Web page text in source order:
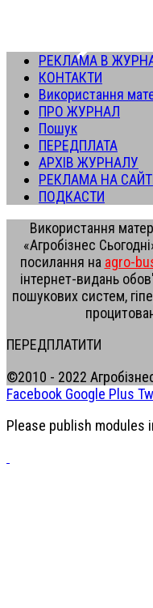
РЕКЛАМА В
КОНТАКТИ
Використання
ПРО ЖУРНАЛ
Пошук
ПЕРЕДПЛАТА
АРХІВ ЖУРНАЛУ
РЕКЛАМА НА
ПОДКАСТИ
Використання
«Агробізнес
посилання на agro-
інтернет-видань
пошукових систем,
ПЕРЕДПЛАТИТИ
©2010 - 2022
Facebook Google Plus
Please publish modules